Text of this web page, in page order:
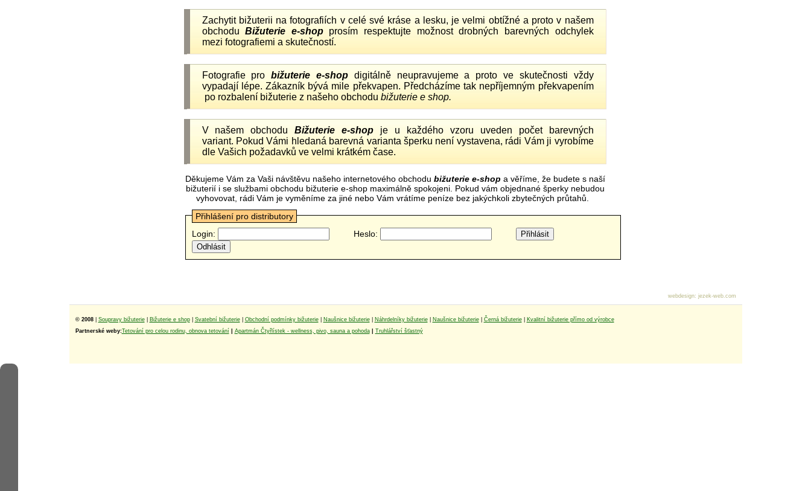
Zachytit bižuterii na fotografiích v celé své kráse a lesku, je velmi obtížné a proto v našem
obchoduBižuterie e-shopprosím respektujte možnost drobných barevných odchylek
mezi fotografiemi a skutečností.
Fotografie probižuterie e-shopdigitálně neupravujeme a proto ve skutečnosti vždy
vypadají lépe. Zákazník bývá mile překvapen. Předcházíme tak nepříjemným překvapením
po rozbalení bižuterie z našeho obchodu bižuterie e shop.
V našem obchoduBižuterie e-shop je u každého vzoru uveden počet barevných
variant. Pokud Vámi hledaná barevná varianta šperku není vystavena, rádi Vám ji vyrobíme
dle Vašich požadavků ve velmi krátkém čase.
Děkujeme Vám za Vaši návštěvu našeho internetového obchodu bižuterie e-shop a věříme, že budete s naší
bižuterií i se službami obchodu bižuterie e-shop maximálně spokojeni. Pokud vám objednané šperky nebudou
vyhovovat, rádi Vám je vyměníme za jiné nebo Vám vrátíme peníze bez jakýchkoli zbytečných průtahů.
Přihlášení pro distributory
Login:
Heslo:
© 2008 Soupravy bižuterie| Bižuterie e shop| Svatební bižuterie| Obchodní podmínky bižuterie| Naušnice bižuterie| Náhrdelníky bižuterie| Naušnice bižuterie| Černá bižuterie|
Kvalitní bižuterie přímo od výrobce
Partnerské weby:Tetování pro celou rodinu, obnova tetování Apartmán Čtyřlístek - wellness, pivo, sauna a pohoda| Truhlářství šťastný
webdesign: jezek-web.com